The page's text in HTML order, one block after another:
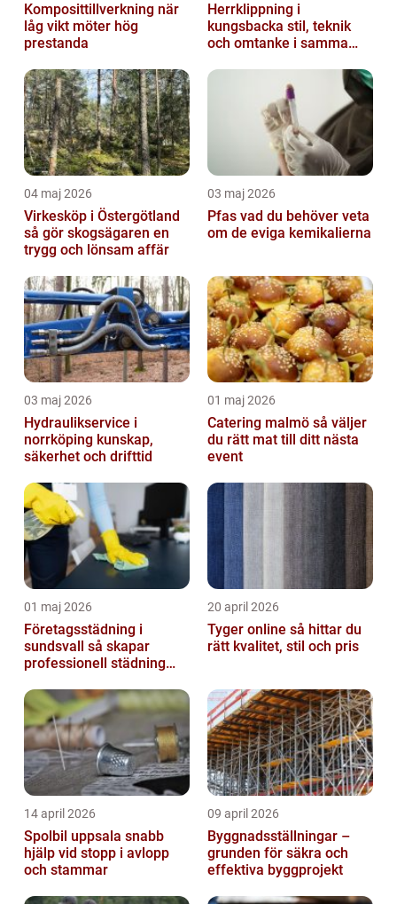
Komposittillverkning när
låg vikt möter hög
prestanda
Herrklippning i
kungsbacka stil, teknik
och omtanke i samma
04 maj 2026
Virkesköp i Östergötland
så gör skogsägaren en
trygg och lönsam affär
03 maj 2026
Pfas vad du behöver veta
om de eviga kemikalierna
03 maj 2026
Hydraulikservice i
norrköping kunskap,
säkerhet och drifttid
01 maj 2026
Catering malmö så väljer
du rätt mat till ditt nästa
event
01 maj 2026
Företagsstädning i
sundsvall så skapar
professionell städning
starkare varum...
20 april 2026
Tyger online så hittar du
rätt kvalitet, stil och pris
14 april 2026
Spolbil uppsala snabb
hjälp vid stopp i avlopp
och stammar
09 april 2026
Byggnadsställningar –
grunden för säkra och
effektiva byggprojekt